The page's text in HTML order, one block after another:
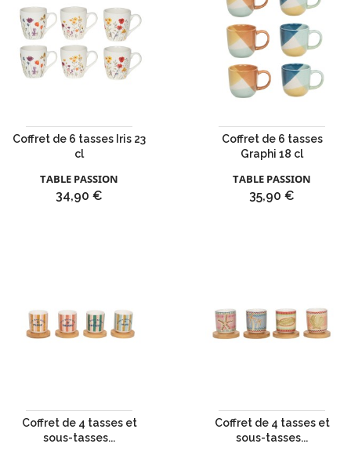
Coffret de 6 tasses Iris 23
cl
TABLE PASSION
Prix
34,90 €
Coffret de 6 tasses
Graphi 18 cl
TABLE PASSION
Prix
35,90 €
Coffret de 4 tasses et
sous-tasses...
Coffret de 4 tasses et
sous-tasses...